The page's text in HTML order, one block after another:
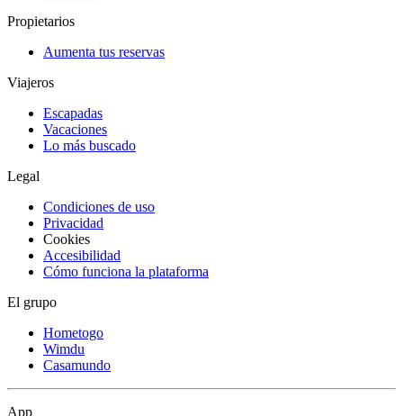
Propietarios
Aumenta tus reservas
Viajeros
Escapadas
Vacaciones
Lo más buscado
Legal
Condiciones de uso
Privacidad
Cookies
Accesibilidad
Cómo funciona la plataforma
El grupo
Hometogo
Wimdu
Casamundo
App